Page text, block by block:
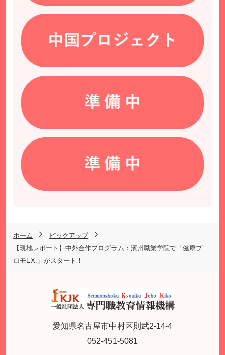
ホーム
ピックアップ
【現地レポート】中外合作プログラム：濱州職業学院で「健康プ
ロモEX.」がスタート！
愛知県名古屋市中村区則武2-14-4
052-451-5081